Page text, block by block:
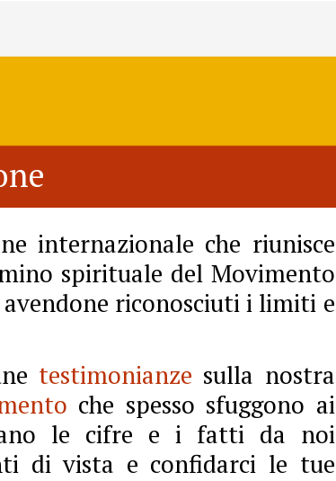
internazionale che riunisce
spirituale del Movimento
riconosciuti i limiti e
testimonianze sulla nostra
che spesso sfuggono ai
le cifre e i fatti da noi
di vista e confidarci le tue